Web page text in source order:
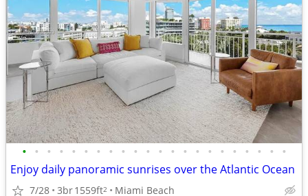
• • • • • • • • • • • • • • • • • • • • • •
Enjoy daily panoramic sunrises over the Atlantic Ocean
7/28 3br1559ft2 Miami Beach